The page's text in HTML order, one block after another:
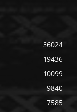
36024
19436
10099
9840
7585